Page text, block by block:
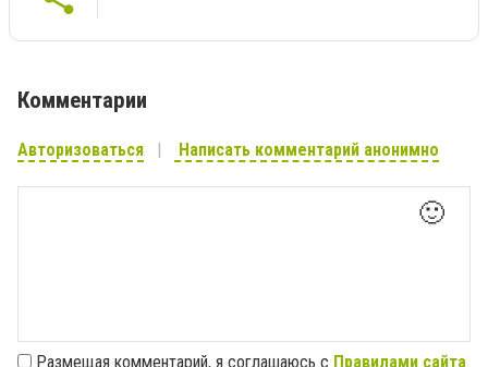
Комментарии
Авторизоваться Написать комментарий анонимно
🙂
Размещая комментарий, я соглашаюсь с Правилами сайта